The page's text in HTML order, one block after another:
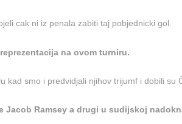
cak ni iz penala zabiti taj pobjednicki gol.
na ovom turniru.
kad smo i predvidjali njihov trijumf i dobili su
Jacob Ramsey a drugi u sudijskoj